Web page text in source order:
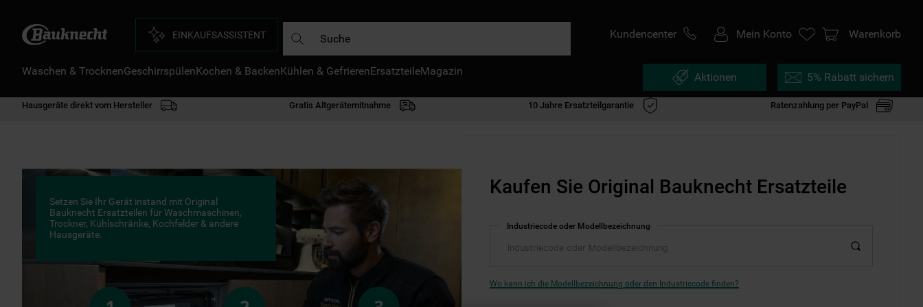
EINKAUFSASSISTENT Kundencenter Mein Konto Warenkorb
Waschen & TrocknenGeschirrspülenKochen & BackenKühlen & GefrierenErsatzteileMagazin Aktionen 5% Rabatt sichern
Hausgeräte direkt vom Hersteller Gratis Altgerätemitnahme 10 Jahre Ersatzteilgarantie Ratenzahlung per PayPal
Setzen Sie Ihr Gerät instand mit Original
Bauknecht Ersatzteilen für Waschmaschinen,
Trockner, Kühlschränke, Kochfelder & andere
Hausgeräte.
Kaufen Sie Original Bauknecht Ersatzteile
Industriecode oder Modellbezeichnung
Wo kann ich die Modellbezeichnung oder den Industriecode finden?
DIE HÄUFIGSTEN SUCHANFRAGEN
trockner
6 kühlschrank
gefrierschrank
8 mikrowelle